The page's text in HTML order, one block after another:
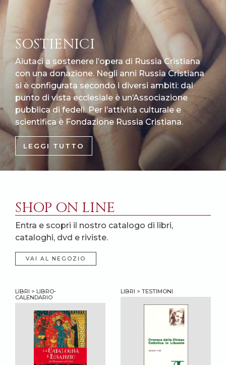
SOSTIENICI
Aiutaci a sostenere l’opera di Russia Cristiana
con una donazione. Negli anni Russia Cristiana
si è configurata secondo i diversi ambiti: dal
punto di vista ecclesiale è un’Associazione
pubblica di fedeli. Per l’attività culturale e
scientifica è Fondazione Russia Cristiana.
LEGGI TUTTO
SHOP ON LINE
Entra e scopri il nostro catalogo di libri,
cataloghi, dvd e riviste.
VAI AL NEGOZIO
LIBRI > LIBRO-
CALENDARIO
LIBRI > TESTIMONI